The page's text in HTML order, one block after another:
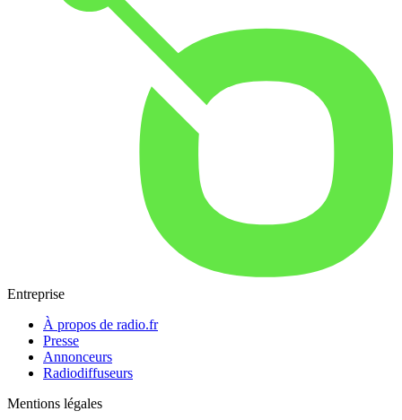
Entreprise
À propos de radio.fr
Presse
Annonceurs
Radiodiffuseurs
Mentions légales